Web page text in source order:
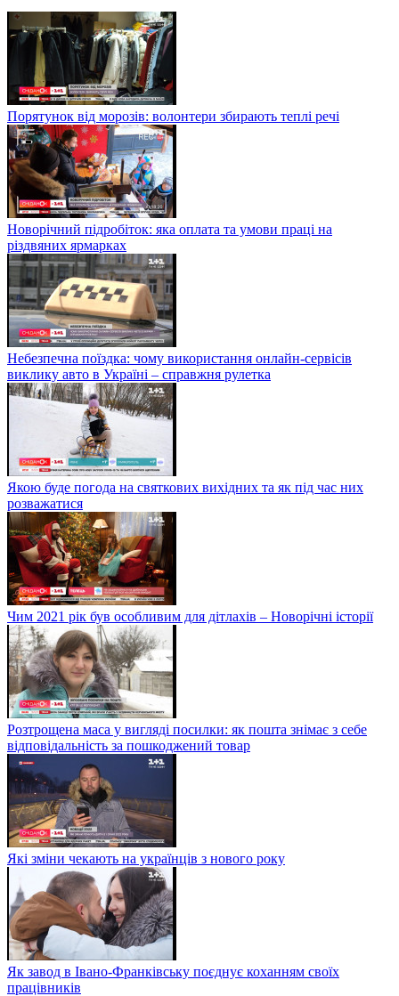
Порятунок від морозів: волонтери збирають теплі речі
Новорічний підробіток: яка оплата та умови праці на
різдвяних ярмарках
Небезпечна поїздка: чому використання онлайн-сервісів
виклику авто в Україні – справжня рулетка
Якою буде погода на святкових вихідних та як під час них
розважатися
Чим 2021 рік був особливим для дітлахів – Новорічні історії
Розтрощена маса у вигляді посилки: як пошта знімає з себе
відповідальність за пошкоджений товар
Які зміни чекають на українців з нового року
Як завод в Івано-Франківську поєднує коханням своїх
працівників